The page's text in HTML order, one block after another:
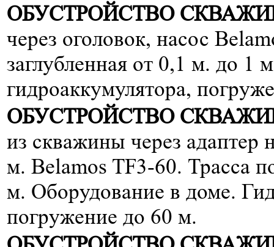
ОБУСТРОЙСТВО
через оголовок, насос
заглубленная от 0,1 м. до 1
гидроаккумулятора,
ОБУСТРОЙСТВО
из скважины через адаптер
м. Belamos TF3-60. Трасса
м. Оборудование в доме.
погружение до 60 м.